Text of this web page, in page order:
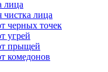
лица
чистка лица
черных точек
угрей
прыщей
комедонов